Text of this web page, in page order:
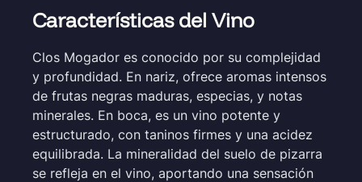
Características del Vino
Clos Mogador es conocido por su complejidad
y profundidad. En nariz, ofrece aromas intensos
de frutas negras maduras, especias, y notas
minerales. En boca, es un vino potente y
estructurado, con taninos firmes y una acidez
equilibrada. La mineralidad del suelo de pizarra
se refleja en el vino, aportando una sensación